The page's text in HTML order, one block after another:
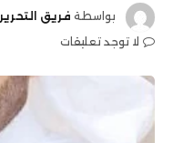
بواسطة فريق التحرير
لا توجد تعليقات